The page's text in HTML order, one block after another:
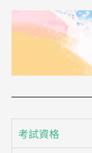
考試資格